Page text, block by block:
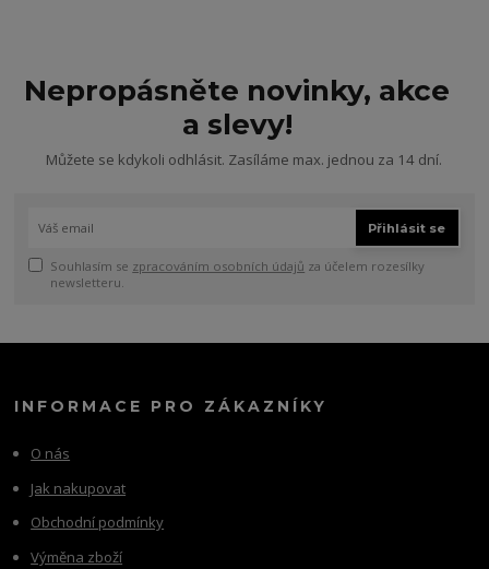
Nepropásněte novinky, akce
a slevy!
Můžete se kdykoli odhlásit. Zasíláme max. jednou za 14 dní.
Přihlásit se
Souhlasím se zpracováním osobních údajů za účelem rozesílky
newsletteru.
INFORMACE PRO ZÁKAZNÍKY
O nás
Jak nakupovat
Obchodní podmínky
Výměna zboží